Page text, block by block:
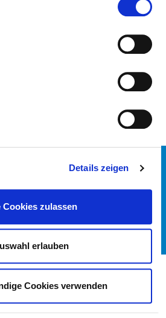
Details zeigen
Cookies zulassen
erlauben
Cookies verwenden
OPTIONS